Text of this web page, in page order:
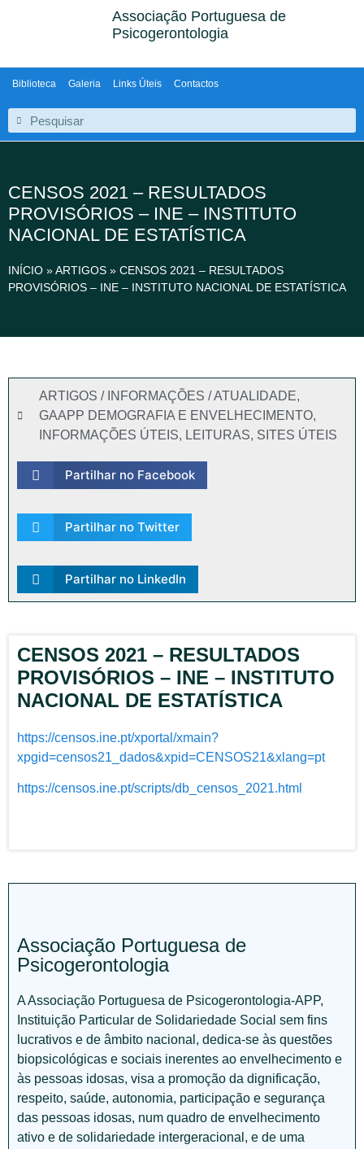
Associação Portuguesa de
Psicogerontologia
Biblioteca Galeria Links Úteis Contactos
CENSOS 2021 – RESULTADOS
PROVISÓRIOS – INE – INSTITUTO
NACIONAL DE ESTATÍSTICA
INÍCIO »ARTIGOS » CENSOS 2021 – RESULTADOS
PROVISÓRIOS – INE – INSTITUTO NACIONAL DE ESTATÍSTICA
ARTIGOS / INFORMAÇÕES / ATUALIDADE,
GAAPP DEMOGRAFIA E ENVELHECIMENTO,
INFORMAÇÕES ÚTEIS, LEITURAS, SITES ÚTEIS
Partilhar no Facebook
Partilhar no Twitter
Partilhar no LinkedIn
CENSOS 2021 – RESULTADOS
PROVISÓRIOS – INE – INSTITUTO
NACIONAL DE ESTATÍSTICA
https://censos.ine.pt/xportal/xmain?
xpgid=censos21_dados&xpid=CENSOS21&xlang=pt
https://censos.ine.pt/scripts/db_censos_2021.html
Associação Portuguesa de
Psicogerontologia
A Associação Portuguesa de Psicogerontologia-APP,
Instituição Particular de Solidariedade Social sem fins
lucrativos e de âmbito nacional, dedica-se às questões
biopsicológicas e sociais inerentes ao envelhecimento e
às pessoas idosas, visa a promoção da dignificação,
respeito, saúde, autonomia, participação e segurança
das pessoas idosas, num quadro de envelhecimento
ativo e de solidariedade intergeracional, e de uma